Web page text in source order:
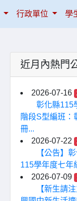
行政單位 學
近月內熱門
2026-07-16
彰化縣115
階段S型編班：
冊...
2026-07-22
【公告】
115學年度七年
2026-07-09
【新生請